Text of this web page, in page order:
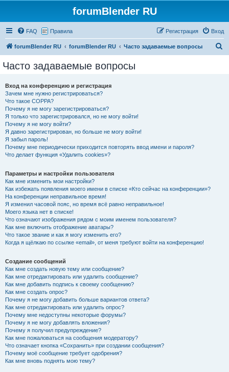
forumBlender RU
FAQ Правила Вход
Регистрация
forumBlender RU forumBlender RU Часто задаваемые вопросы
Часто задаваемые вопросы
Вход на конференцию и регистрация
Зачем мне нужно регистрироваться?
Что такое COPPA?
Почему я не могу зарегистрироваться?
Я только что зарегистрировался, но не могу войти!
Почему я не могу войти?
Я давно зарегистрирован, но больше не могу войти!
Я забыл пароль!
Почему мне периодически приходится повторять ввод имени и пароля?
Что делает функция «Удалить cookies»?
Параметры и настройки пользователя
Как мне изменить мои настройки?
Как избежать появления моего имени в списке «Кто сейчас на конференции»?
На конференции неправильное время!
Я изменил часовой пояс, но время всё равно неправильное!
Моего языка нет в списке!
Что означают изображения рядом с моим именем пользователя?
Как мне включить отображение аватары?
Что такое звание и как я могу изменить его?
Когда я щёлкаю по ссылке «email», от меня требуют войти на конференцию!
Создание сообщений
Как мне создать новую тему или сообщение?
Как мне отредактировать или удалить сообщение?
Как мне добавить подпись к своему сообщению?
Как мне создать опрос?
Почему я не могу добавить больше вариантов ответа?
Как мне отредактировать или удалить опрос?
Почему мне недоступны некоторые форумы?
Почему я не могу добавлять вложения?
Почему я получил предупреждение?
Как мне пожаловаться на сообщения модератору?
Что означает кнопка «Сохранить» при создании сообщения?
Почему моё сообщение требует одобрения?
Как мне вновь поднять мою тему?